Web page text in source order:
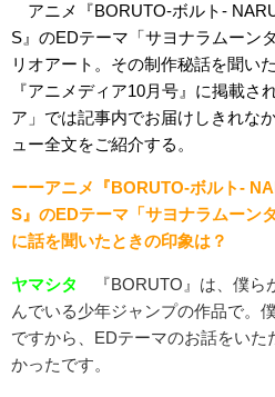
アニメ『BORUTO-ボルト-
S』のEDテーマ「サヨナラムーン
リオアート。その制作秘話を聞い
『アニメディア10月号』に掲載さ
ア」では記事内でお届けしきれな
ュー全文をご紹介する。
ーーアニメ『BORUTO-ボルト-
S』のEDテーマ「サヨナラムーン
に話を聞いたときの印象は？
ヤマシタ
『BORUTO』は、僕ら
んでいる少年ジャンプの作品で。
ですから、EDテーマのお話をいた
かったです。